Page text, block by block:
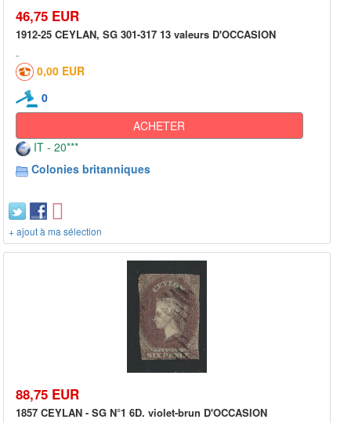
46,75 EUR
1912-25 CEYLAN, SG 301-317 13 valeurs D'OCCASION
0,00 EUR
0
ACHETER
IT - 20***
Colonies britanniques
+ ajout à ma sélection
88,75 EUR
1857 CEYLAN - SG N°1 6D. violet-brun D'OCCASION